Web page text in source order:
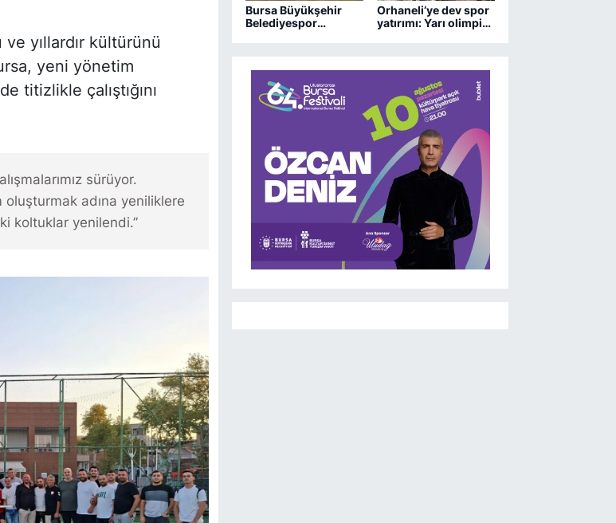
yıllardır kültürünü
yeni yönetim
titizlikle çalıştığını
sürüyor.
adına yeniliklere
koltuklar yenilendi.”
Bursa Büyükşehir
Belediyespor
Orhaneli’ye dev spor
yatırımı: Yarı olimpik